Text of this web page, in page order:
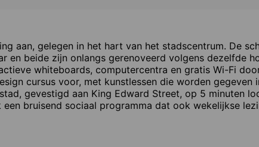
aan, gelegen in het hart van het stadscentrum. De
en beide zijn onlangs gerenoveerd volgens dezelfde
whiteboards, computercentra en gratis Wi-Fi
cursus voor, met kunstlessen die worden gegeven
gevestigd aan King Edward Street, op 5 minuten
bruisend sociaal programma dat ook wekelijkse